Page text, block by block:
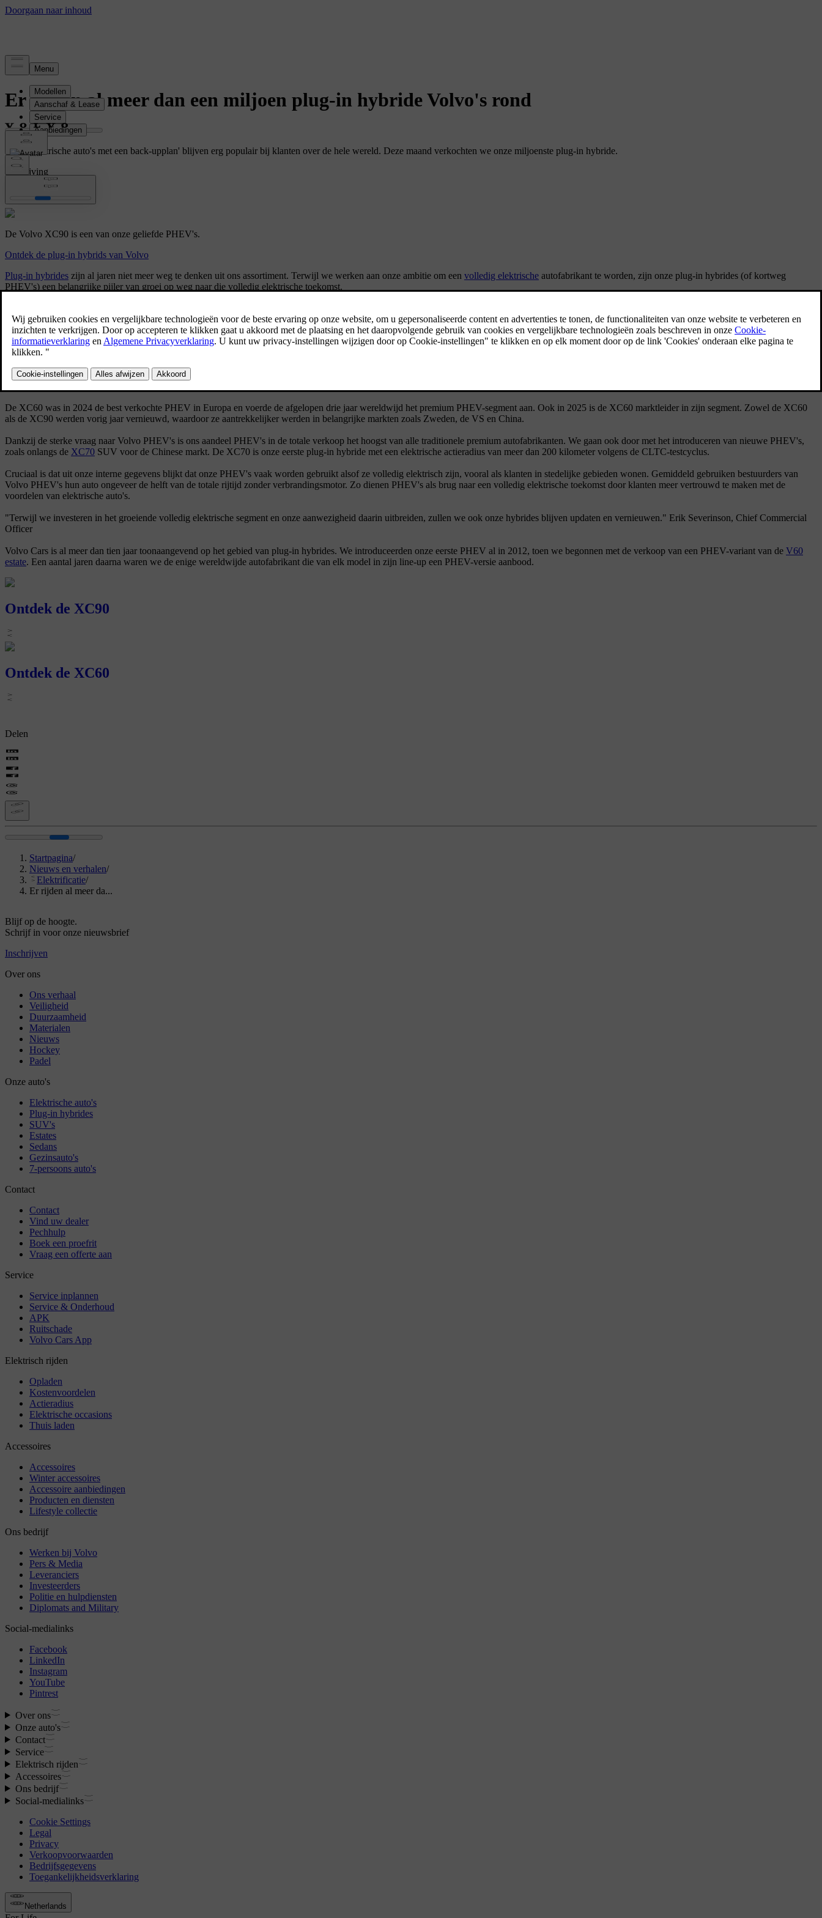
Er rijden al meer dan een miljoen plug-in hybride Volvo's rond
Onze 'elektrische auto's met een back-upplan' blijven erg populair bij klanten over de hele wereld. Deze maand verkochten we onze miljoenste plug-in hybride.
aandrijving
De Volvo XC90 is een van onze geliefde PHEV's.
Ontdek de plug-in hybrids van Volvo
Plug-in hybrides zijn al jaren niet meer weg te denken uit ons assortiment. Terwijl we werken aan onze ambitie om een volledig elektrische autofabrikant te worden, zijn onze plug-in hybrides (of kortweg
PHEV's) een belangrijke pijler van groei op weg naar die volledig elektrische toekomst.
onze reeks van zes volledig elektrische modellen. Dit uitgebalanceerde productportfolio biedt ons een strategisch voordeel, waardoor we hoogwaardige geëlektrificeerde auto's in alle soorten en maten kunnen
aanbieden aan wereldwijde klanten.
"Onze PHEV's zijn een cruciale brug naar onze volledig elektrische toekomst, voor klanten die nog niet klaar zijn om volledig elektrisch te rijden." Erik Severinson, Chief Commercial Officer
PHEV's waren in de eerste helft van 2025 goed voor 23 procent van onze wereldwijde verkoop. De verkoop van PHEV's groeide van bijna 46.000 eenheden in 2019 tot meer dan 177.000 eenheden in 2024,
De XC60 was in 2024 de best verkochte PHEV in Europa en voerde de afgelopen drie jaar wereldwijd het premium PHEV-segment aan. Ook in 2025 is de XC60 marktleider in zijn segment. Zowel de XC60
als de XC90 werden vorig jaar vernieuwd, waardoor ze aantrekkelijker werden in belangrijke markten zoals Zweden, de VS en China.
Dankzij de sterke vraag naar Volvo PHEV's is ons aandeel PHEV's in de totale verkoop het hoogst van alle traditionele premium autofabrikanten. We gaan ook door met het introduceren van nieuwe PHEV's,
zoals onlangs de XC70 SUV voor de Chinese markt. De XC70 is onze eerste plug-in hybride met een elektrische actieradius van meer dan 200 kilometer volgens de CLTC-testcyclus.
Cruciaal is dat uit onze interne gegevens blijkt dat onze PHEV's vaak worden gebruikt alsof ze volledig elektrisch zijn, vooral als klanten in stedelijke gebieden wonen. Gemiddeld gebruiken bestuurders van
Volvo PHEV's hun auto ongeveer de helft van de totale rijtijd zonder verbrandingsmotor. Zo dienen PHEV's als brug naar een volledig elektrische toekomst door klanten meer vertrouwd te maken met de
voordelen van elektrische auto's.
"Terwijl we investeren in het groeiende volledig elektrische segment en onze aanwezigheid daarin uitbreiden, zullen we ook onze hybrides blijven updaten en vernieuwen." Erik Severinson, Chief Commercial
Officer
Volvo Cars is al meer dan tien jaar toonaangevend op het gebied van plug-in hybrides. We introduceerden onze eerste PHEV al in 2012, toen we begonnen met de verkoop van een PHEV-variant van de V60
estate. Een aantal jaren daarna waren we de enige wereldwijde autofabrikant die van elk model in zijn line-up een PHEV-versie aanbood.
Ontdek de XC90
Ontdek de XC60
Delen
Startpagina/
Nieuws en verhalen/
Elektrificatie/
Er rijden al meer da...